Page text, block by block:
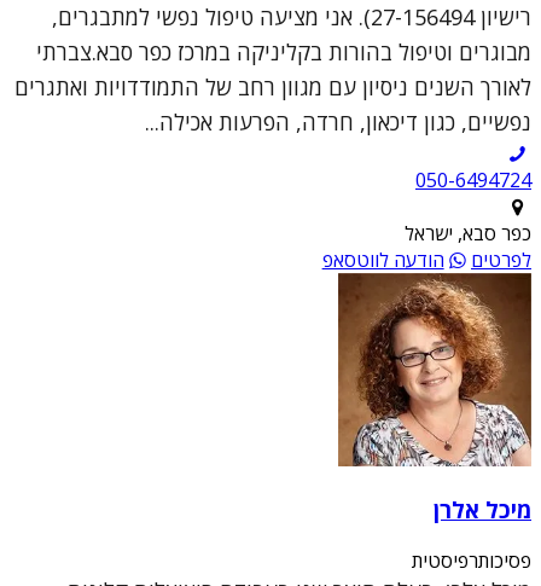
רישיון 27-156494). אני מציעה טיפול נפשי למתבגרים,
מבוגרים וטיפול בהורות בקליניקה במרכז כפר סבא.צברתי
לאורך השנים ניסיון עם מגוון רחב של התמודדויות ואתגרים
נפשיים, כגון דיכאון, חרדה, הפרעות אכילה...
050-6494724
כפר סבא, ישראל
לפרטים
הודעה לווטסאפ
מיכל אלרן
פסיכותרפיסטית